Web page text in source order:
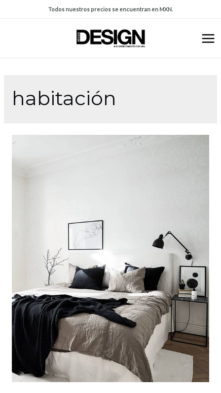
Todos nuestros precios se encuentran en MXN.
habitación